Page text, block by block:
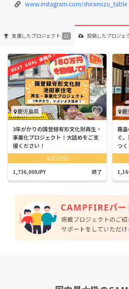
www.instagram.com/shiramizu_table
支援したプロジェクト 13 投稿したプロジェ
鹿児島県
3年がかりの国登録有形文化財再生・
事業化プロジェクト！大詰めをご支
援ください！
SUCCESS
1,736,000JPY 終了
鹿
霧
ぐ
つく